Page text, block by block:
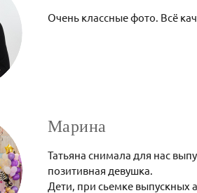
Очень классные фото. Всё
Марина
Татьяна снимала для нас
позитивная девушка.
Дети, при сьемке выпускных